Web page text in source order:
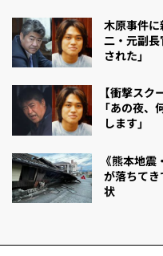
木原事件に
二・元副
された」
【衝撃スク
「あの夜
します」
《熊本地震
が落ちて
状